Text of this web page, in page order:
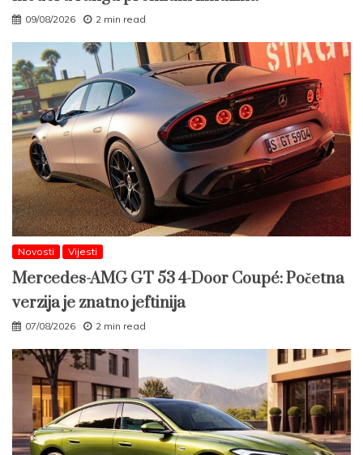
09/08/2026 2 min read
Novosti Vijesti
Mercedes-AMG GT 53 4-Door Coupé: Početna
verzija je znatno jeftinija
07/08/2026 2 min read